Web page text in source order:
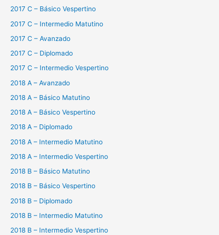
2017 C – Básico Vespertino
2017 C – Intermedio Matutino
2017 C – Avanzado
2017 C – Diplomado
2017 C – Intermedio Vespertino
2018 A – Avanzado
2018 A – Básico Matutino
2018 A – Básico Vespertino
2018 A – Diplomado
2018 A – Intermedio Matutino
2018 A – Intermedio Vespertino
2018 B – Básico Matutino
2018 B – Básico Vespertino
2018 B – Diplomado
2018 B – Intermedio Matutino
2018 B – Intermedio Vespertino